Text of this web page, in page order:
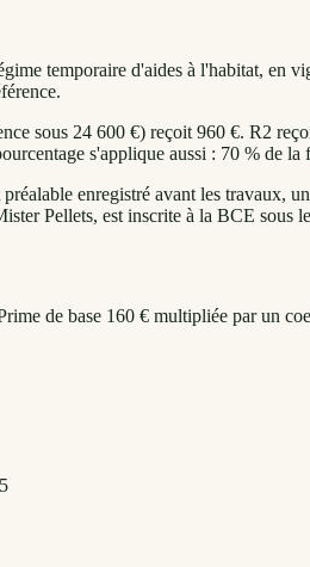
temporaire d'aides à l'habitat, en
sous 24 600 €) reçoit 960 €. R2
s'applique aussi : 70 % de
enregistré avant les travaux,
Pellets, est inscrite à la BCE sous
de base 160 € multipliée par un